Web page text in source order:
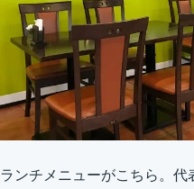
ランチメニューがこちら。